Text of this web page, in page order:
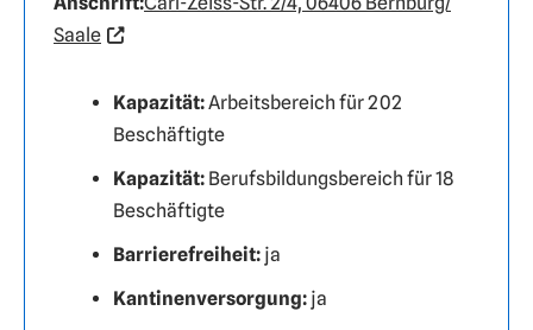
Saale
Kapazität:Arbeitsbereich für 202
Beschäftigte
Kapazität: Berufsbildungsbereich für 18
Beschäftigte
Barrierefreiheit: ja
Kantinenversorgung: ja